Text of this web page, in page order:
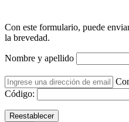
Con este formulario, puede
la brevedad.
Nombre y apellido
Código: